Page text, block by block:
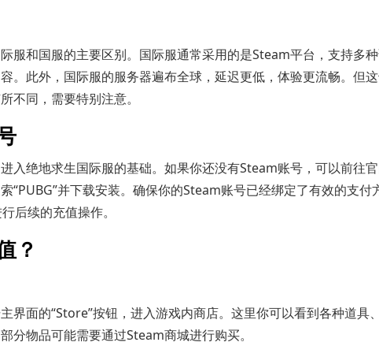
服和国服的主要区别。国际服通常采用的是Steam平台，支持多
。此外，国际服的服务器遍布全球，延迟更低，体验更流畅。但
不同，需要特别注意。
入绝地求生国际服的基础。如果你还没有Steam账号，可以前往官
“PUBG”并下载安装。确保你的Steam账号已经绑定了有效的支付
后续的充值操作。
？
界面的“Store”按钮，进入游戏内商店。这里你可以看到各种道具、
分物品可能需要通过Steam商城进行购买。